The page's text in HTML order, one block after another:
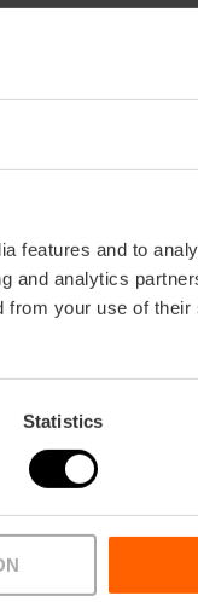
features and to
and analytics
from your use of
Statistics